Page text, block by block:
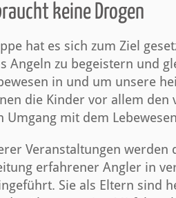
keine Drogen
hat es sich zum Ziel
Angeln zu begeistern und
in und um unsere
die Kinder vor allem den
Umgang mit dem
Veranstaltungen werden
erfahrener Angler in
Sie als Eltern sind